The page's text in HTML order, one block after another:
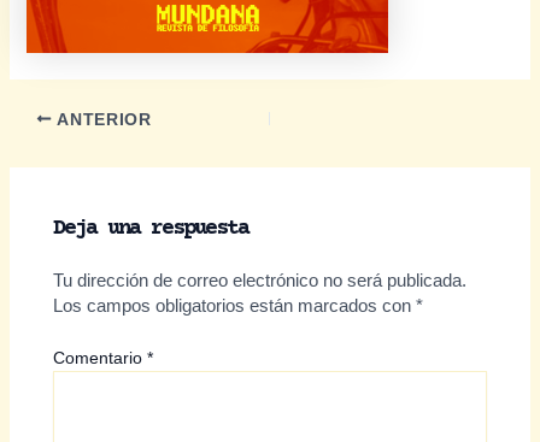
Navegación
entradas
ANTERIOR
Deja una respuesta
Tu dirección de correo electrónico no será publicada.
Los campos obligatorios están marcados con*
Comentario*